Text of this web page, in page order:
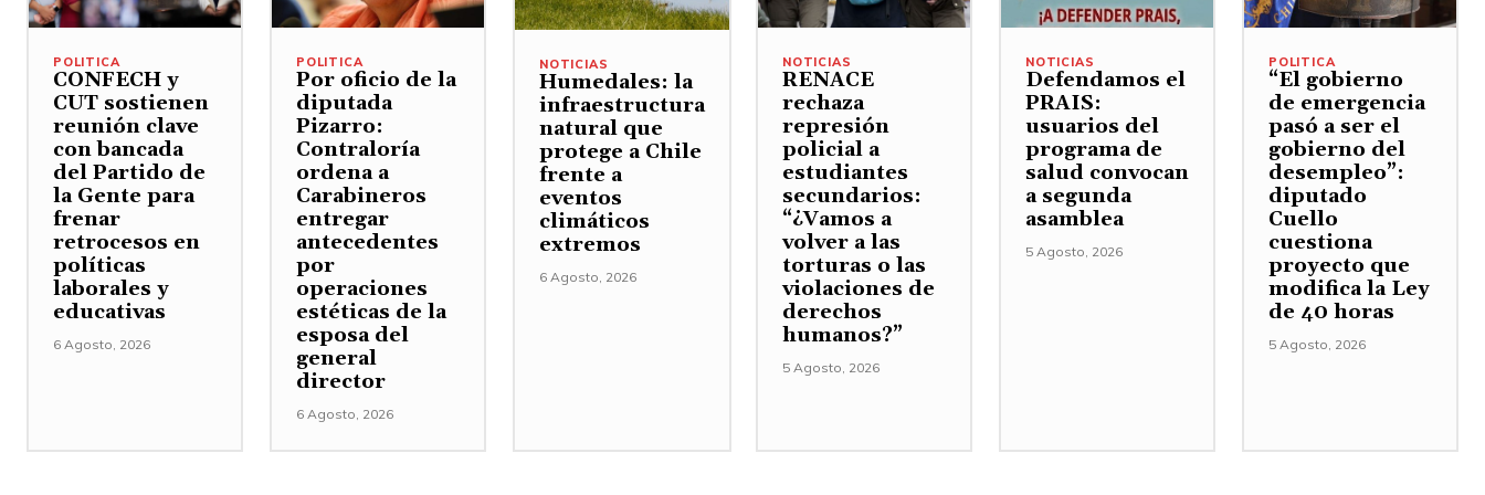
e
v
o
l
u
m
e
n
.
POLITICA
CONFECH y
CUT sostienen
reunión clave
con bancada
del Partido de
la Gente para
frenar
retrocesos en
políticas
laborales y
educativas
6 Agosto, 2026
POLITICA
Por oficio de la
diputada
Pizarro:
Contraloría
ordena a
Carabineros
entregar
antecedentes
por
operaciones
estéticas de la
esposa del
general
director
6 Agosto, 2026
NOTICIAS
Humedales: la
infraestructura
natural que
protege a Chile
frente a
eventos
climáticos
extremos
6 Agosto, 2026
NOTICIAS
RENACE
rechaza
represión
policial a
estudiantes
secundarios:
“¿Vamos a
volver a las
torturas o las
violaciones de
derechos
humanos?”
5 Agosto, 2026
NOTICIAS
Defendamos el
PRAIS:
usuarios del
programa de
salud convocan
a segunda
asamblea
5 Agosto, 2026
POLITICA
“El gobierno
de emergencia
pasó a ser el
gobierno del
desempleo”:
diputado
Cuello
cuestiona
proyecto que
modifica la Ley
de 40 horas
5 Agosto, 2026